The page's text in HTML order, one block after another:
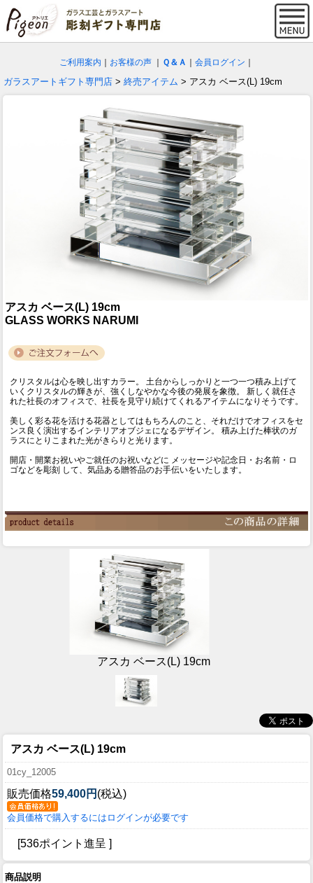
ご利用案内 お客様の声 Ｑ＆Ａ 会員ログイン
ガラスアートギフト専門店 > 終売アイテム > アスカ ベース(L) 19cm
アスカ ベース(L) 19cm
GLASS WORKS NARUMI
クリスタルは心を映し出すカラー。 土台からしっかりと一つ一つ積み上げて
いくクリスタルの輝きが、強くしなやかな今後の発展を象徴。 新しく就任さ
れた社長のオフィスで、社長を見守り続けてくれるアイテムになりそうです。
美しく彩る花を活ける花器としてはもちろんのこと、それだけでオフィスをセ
ンス良く演出するインテリアオブジェになるデザイン。 積み上げた棒状のガ
ラスにとりこまれた光がきらりと光ります。
開店・開業お祝いやご就任のお祝いなどに メッセージや記念日・お名前・ロ
ゴなどを彫刻 して、気品ある贈答品のお手伝いをいたします。
アスカ ベース(L) 19cm
アスカ ベース(L) 19cm
01cy_12005
販売価格59,400円 (税込)
会員価格で購入するにはログインが必要です
[536ポイント進呈 ]
商品説明